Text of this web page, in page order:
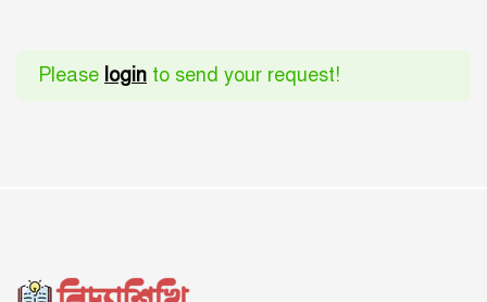
Please login to send your request!